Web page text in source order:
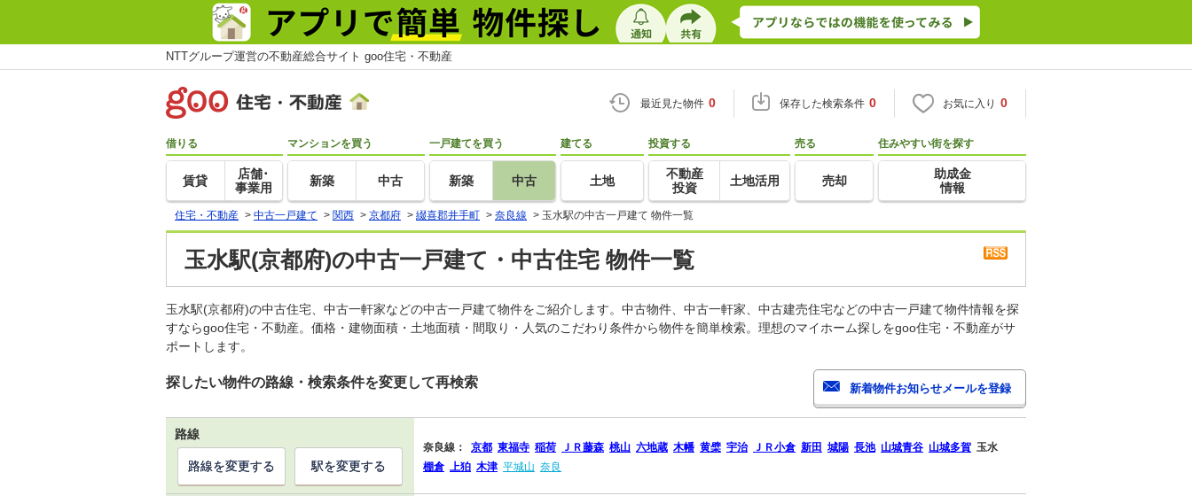
NTTグループ運営の不動産総合サイト goo住宅・不動産
最近見た物件 0 保存した検索条件 0 お気に入り 0
借りる
賃貸
店舗･
事業用
マンションを買う
新築 中古
一戸建てを買う
新築 中古
建てる
土地
投資する
不動産
投資
土地活用
売る
売却
住みやすい街を探す
助成金
情報
住宅・不動産 > 中古一戸建て > 関西 > 京都府 > 綴喜郡井手町 > 奈良線 > 玉水駅の中古一戸建て 物件一覧
玉水駅(京都府)の中古一戸建て・中古住宅 物件一覧
玉水駅(京都府)の中古住宅、中古一軒家などの中古一戸建て物件をご紹介します。中古物件、中古一軒家、中古建売住宅などの中古一戸建て物件情報を探
すならgoo住宅・不動産。価格・建物面積・土地面積・間取り・人気のこだわり条件から物件を簡単検索。理想のマイホーム探しをgoo住宅・不動産がサ
ポートします。
探したい物件の路線・検索条件を変更して再検索
路線
奈良線： 京都 東福寺 稲荷 ＪＲ藤森 桃山 六地蔵 木幡 黄檗 宇治 ＪＲ小倉 新田 城陽 長池 山城青谷 山城多賀 玉水
棚倉 上狛 木津 平城山 奈良
路線を変更する 駅を変更する